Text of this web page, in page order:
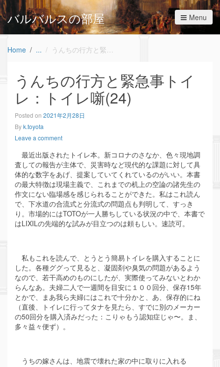
バルバルスの部屋 Menu
Home うんちの行方と緊急事トイレ：トイレ噺(24)
うんちの行方と緊急事トイ
レ：トイレ噺(24)
Posted on 2021年2月28日
Byk.toyota
Leave a comment
最近出版されたトイレ本。新コロナのさなか、色々現地調
査しての報告が主体で、災害時など現代的な課題に対して具
体的な数字をあげ、提案していてくれているのがいい。本書
の最大特徴は現場主義で、これまでの机上の空論の諸先生の
作文にない臨場感を感じられることができた。私はこれ読ん
で、下水道の合流式と分流式の問題点も判明して、すっき
り。市場的にはTOTOが一人勝ちしている状況の中で、本書で
はLIXILの先端的な試みが目立つのは頼もしい。速読可。
私もこれを読んで、とうとう簡易トイレを購入することに
した。各種ググって見ると、凝固剤や臭気の問題があるよう
なので、若干高めのものにしたが、実際使ってみないとわか
らんなあ。夫婦二人で一週間を目安に１００回分、保存15年
とかで、まあ我ら夫婦にはこれで十分かと、あ、保存的にね
（直後、トイレに行ってタナを見たら、すでに別のメーカー
の50回分を購入済みだった：こりゃもう認知症じゃ〜。ま、
多々益々便ず）。
うちの嫁さんは、地震で壊れた家の中に取りに入れる